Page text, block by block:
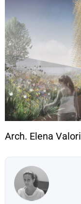
Arch. Elena Valori